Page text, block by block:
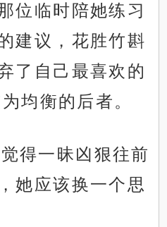
位临时陪她练习
建议，花胜竹斟
了自己最喜欢的
均衡的后者。
得一昧凶狠往前
她应该换一个思